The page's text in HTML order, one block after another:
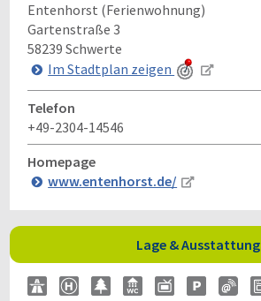
Entenhorst (Ferienwohnung)
Gartenstraße 3
58239 Schwerte
Im Stadtplan zeigen
Telefon
+49-2304-14546
Homepage
www.entenhorst.de/
Lage & Ausstattung